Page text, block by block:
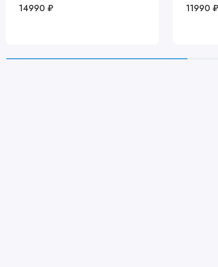
14990 ₽ 11990 ₽